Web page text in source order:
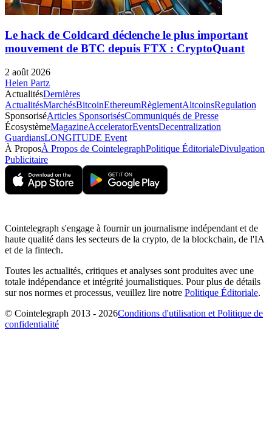
Le hack de Coldcard déclenche le plus important
mouvement de BTC depuis FTX : CryptoQuant
2 août 2026
Helen Partz
ActualitésDernières
ActualitésMarchésBitcoinEthereumRèglementAltcoinsRegulation
SponsoriséArticles SponsorisésCommuniqués de Presse
ÉcosystèmeMagazineAcceleratorEventsDecentralization
GuardiansLONGITUDE Event
À ProposÀ Propos de CointelegraphPolitique ÉditorialeDivulgation
Publicitaire
Cointelegraph s'engage à fournir un journalisme indépendant et de
haute qualité dans les secteurs de la crypto, de la blockchain, de l'IA
et de la fintech.
Toutes les actualités, critiques et analyses sont produites avec une
totale indépendance et intégrité journalistiques. Pour plus de détails
sur nos normes et processus, veuillez lire notre Politique Éditoriale.
© Cointelegraph 2013 - 2026Conditions d'utilisation et Politique de
confidentialité